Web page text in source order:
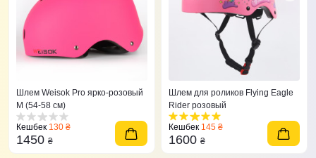
Шлем Weisok Pro ярко-розовый
M (54-58 см)
Кешбек 130 ₴
1450 ₴
Шлем для роликов Flying Eagle
Rider розовый
Кешбек 145 ₴
1600 ₴